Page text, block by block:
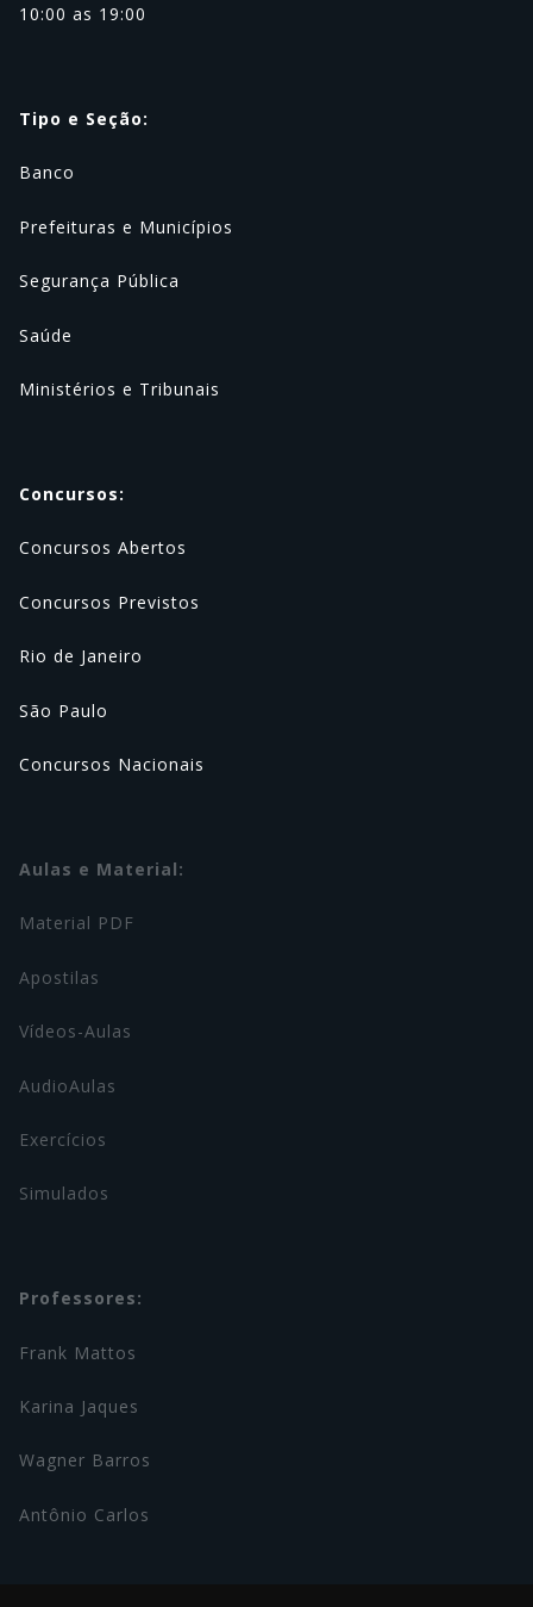
10:00 as 19:00
Tipo e Seção:
Banco
Prefeituras e Municípios
Segurança Pública
Saúde
Ministérios e Tribunais
Concursos:
Concursos Abertos
Concursos Previstos
Rio de Janeiro
São Paulo
Concursos Nacionais
Aulas e Material:
Material PDF
Apostilas
Vídeos-Aulas
AudioAulas
Exercícios
Simulados
Professores:
Frank Mattos
Karina Jaques
Wagner Barros
Antônio Carlos